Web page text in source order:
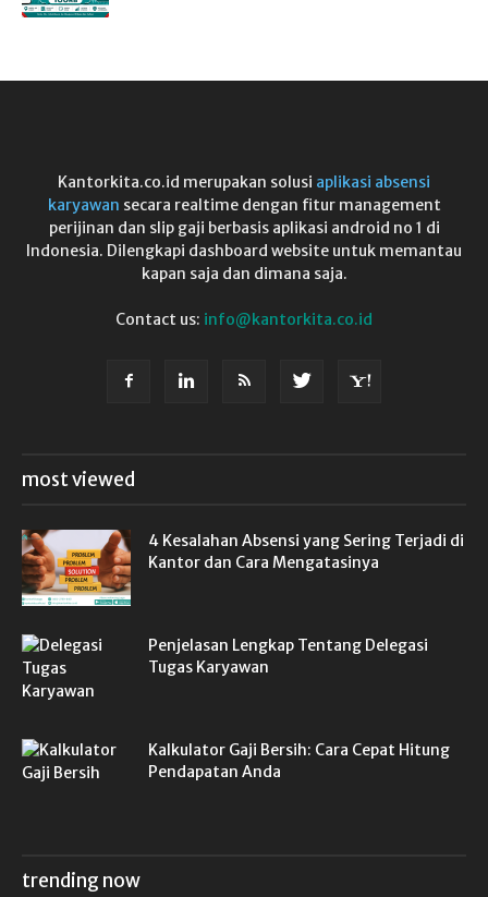
Kantorkita.co.id merupakan solusi aplikasi absensi
karyawan secara realtime dengan fitur management
perijinan dan slip gaji berbasis aplikasi android no 1 di
Indonesia. Dilengkapi dashboard website untuk memantau
kapan saja dan dimana saja.
Contact us: info@kantorkita.co.id
most viewed
4 Kesalahan Absensi yang Sering Terjadi di
Kantor dan Cara Mengatasinya
Penjelasan Lengkap Tentang Delegasi
Tugas Karyawan
Kalkulator Gaji Bersih: Cara Cepat Hitung
Pendapatan Anda
trending now